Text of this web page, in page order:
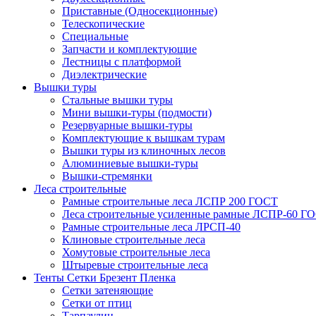
Приставные (Односекционные)
Телескопические
Специальные
Запчасти и комплектующие
Лестницы с платформой
Диэлектрические
Вышки туры
Стальные вышки туры
Мини вышки-туры (подмости)
Резервуарные вышки-туры
Комплектующие к вышкам турам
Вышки туры из клиночных лесов
Алюминиевые вышки-туры
Вышки-стремянки
Леса строительные
Рамные строительные леса ЛСПР 200 ГОСТ
Леса строительные усиленные рамные ЛСПР-60
Рамные строительные леса ЛРСП-40
Клиновые строительные леса
Хомутовые строительные леса
Штыревые строительные леса
Тенты Сетки Брезент Пленка
Сетки затеняющие
Сетки от птиц